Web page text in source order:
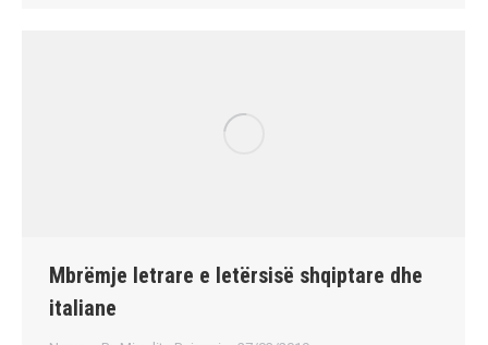
Mbrëmje letrare e letërsisë shqiptare dhe
italiane